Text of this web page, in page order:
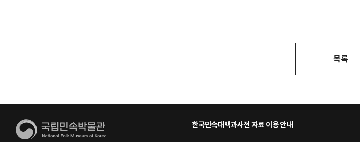
목록
한국민속대백과사전 자료 이용 안내